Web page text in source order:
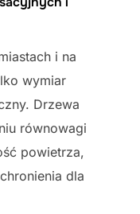
i na
wymiar
Drzewa
równowagi
powietrza,
dla